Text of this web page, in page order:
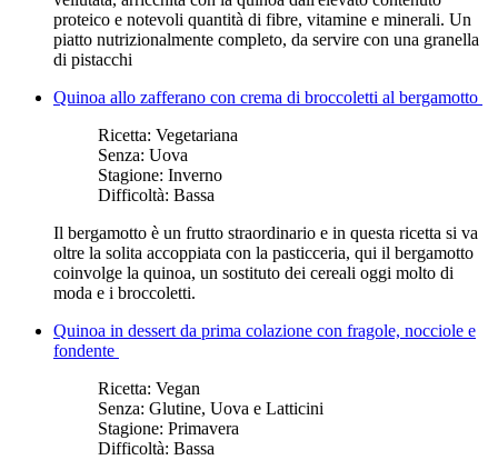
proteico e notevoli quantità di fibre, vitamine e minerali. Un
piatto nutrizionalmente completo, da servire con una granella
di pistacchi
Quinoa allo zafferano con crema di broccoletti al bergamotto
Ricetta: Vegetariana
Senza: Uova
Stagione: Inverno
Difficoltà: Bassa
Il bergamotto è un frutto straordinario e in questa ricetta si va
oltre la solita accoppiata con la pasticceria, qui il bergamotto
coinvolge la quinoa, un sostituto dei cereali oggi molto di
moda e i broccoletti.
Quinoa in dessert da prima colazione con fragole, nocciole e
fondente
Ricetta: Vegan
Senza: Glutine, Uova e Latticini
Stagione: Primavera
Difficoltà: Bassa